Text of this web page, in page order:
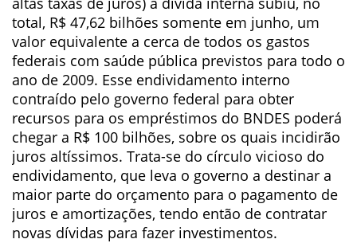
total, R$ 47,62 bilhões somente em junho, um
valor equivalente a cerca de todos os gastos
federais com saúde pública previstos para todo o
ano de 2009. Esse endividamento interno
contraído pelo governo federal para obter
recursos para os empréstimos do BNDES poderá
chegar a R$ 100 bilhões, sobre os quais incidirão
juros altíssimos. Trata-se do círculo vicioso do
endividamento, que leva o governo a destinar a
maior parte do orçamento para o pagamento de
juros e amortizações, tendo então de contratar
novas dívidas para fazer investimentos.